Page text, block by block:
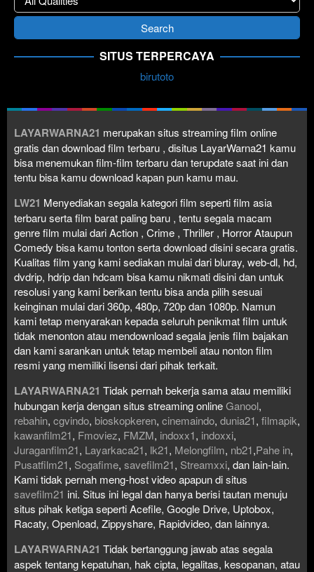
SITUS TERPERCAYA
birutoto
LAYARWARNA21 merupakan situs streaming film online
gratis dan download film terbaru , disitus LayarWarna21 kamu
bisa menemukan film-film terbaru dan terupdate saat ini dan
tentu bisa kamu download kapan pun kamu mau.
LW21 Menyediakan segala kategori film seperti film asia
terbaru serta film barat paling baru , tentu segala macam
genre film mulai dari Action , Crime , Thriller , Horror Ataupun
Comedy bisa kamu tonton serta download disini secara gratis.
Kualitas film yang kami sediakan mulai dari bluray, web-dl, hd,
dvdrip, hdrip dan hdcam bisa kamu nikmati disini dan untuk
resolusi yang kami berikan tentu bisa anda pilih sesuai
keinginan mulai dari 360p, 480p, 720p dan 1080p. Namun
kami tetap menyarakan kepada seluruh penikmat film untuk
tidak menonton atau mendownload segala jenis film bajakan
dan kami sarankan untuk tetap membeli atau nonton film
resmi yang memiliki lisensi dari pihak terkait.
LAYARWARNA21 Tidak pernah bekerja sama atau memiliki
hubungan kerja dengan situs streaming onlineGanool,
rebahin, cgvindo, bioskopkeren, cinemaindo, dunia21, filmapik,
kawanfilm21, Fmoviez, FMZM, indoxx1, indoxxi,
Juraganfilm21, Layarkaca21, lk21, Melongfilm, nb21,Pahe in,
Pusatfilm21, Sogafime, savefilm21, Streamxxi, dan lain-lain.
Kami tidak pernah meng-host video apapun di situs
savefilm21 ini. Situs ini legal dan hanya berisi tautan menuju
situs pihak ketiga seperti Acefile, Google Drive, Uptobox,
Racaty, Openload, Zippyshare, Rapidvideo, dan lainnya.
LAYARWARNA21 Tidak bertanggung jawab atas segala
aspek tentang kepatuhan, hak cipta, legalitas, kesopanan, atau